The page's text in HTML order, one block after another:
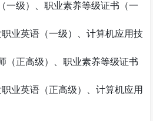
一级）、职业素养等级证书（一
业英语（一级）、计算机应用技
（正高级）、职业素养等级证书
业英语（正高级）、计算机应用